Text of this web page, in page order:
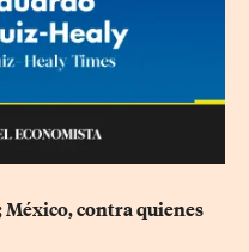
México, contra quienes